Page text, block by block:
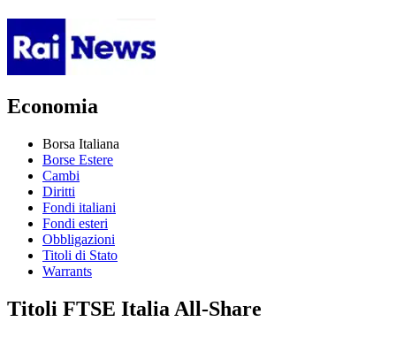
Economia
Borsa Italiana
Borse Estere
Cambi
Diritti
Fondi italiani
Fondi esteri
Obbligazioni
Titoli di Stato
Warrants
Titoli FTSE Italia All-Share